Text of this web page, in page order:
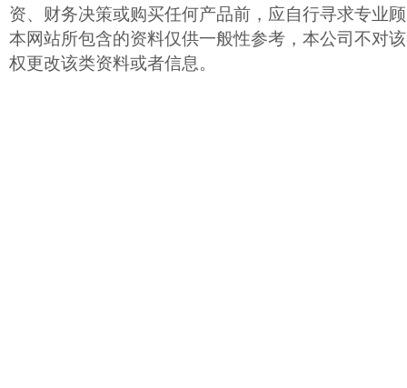
资、财务决策或购买任何产品前，应自行寻求专业
本网站所包含的资料仅供一般性参考，本公司不对
权更改该类资料或者信息。